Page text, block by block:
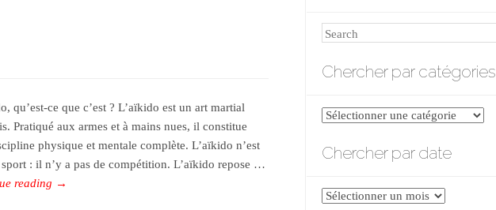
qu’est-ce que c’est ? L’aïkido est un art martial
Pratiqué aux armes et à mains nues, il constitue
physique et mentale complète. L’aïkido n’est
sport : il n’y a pas de compétition. L’aïkido repose …
reading →
Search
Chercher par catégories
Chercher
catégories
Chercher par date
Chercher